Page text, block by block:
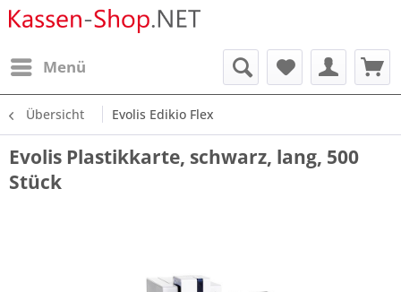
Menü
Übersicht Evolis Edikio Flex
Evolis Plastikkarte, schwarz, lang, 500
Stück